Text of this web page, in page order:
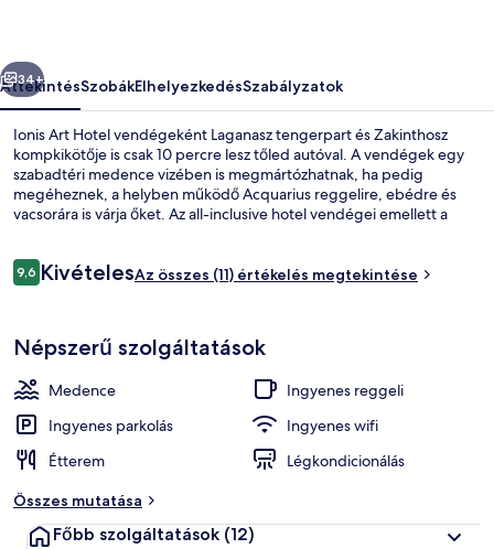
Következő
34+
ÁttekintésSzobákElhelyezkedésSzabályzatok
Ionis Art Hotel vendégeként Laganasz tengerpart és Zakinthosz
kompkikötője is csak 10 percre lesz tőled autóval. A vendégek egy
szabadtéri medence vizében is megmártózhatnak, ha pedig
megéheznek, a helyben működő Acquarius reggelire, ebédre és
vacsorára is várja őket. Az all-inclusive hotel vendégei emellett a
Értékelések
9,69,6 ennyiből: 10
KivételesAz összes (11) értékelés megtekintése
Népszerű szolgáltatások
Medence
Ingyenes reggeli
Ingyenes parkolás
Ingyenes wifi
Étterem
Légkondicionálás
Összes mutatása
Főbb szolgáltatások (12)